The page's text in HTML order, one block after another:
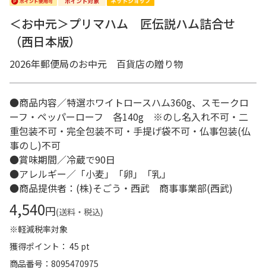
＜お中元＞プリマハム 匠伝説ハム詰合せ
（西日本版）
2026年郵便局のお中元 百貨店の贈り物
●商品内容／特選ホワイトロースハム360g、スモークロ
ーフ・ペッパーローフ 各140g ※のし名入れ不可・二
重包装不可・完全包装不可・手提げ袋不可・仏事包装(仏
事のし)不可
●賞味期間／冷蔵で90日
●アレルギー／「小麦」「卵」「乳」
●商品提供者：(株)そごう・西武 商事事業部(西武)
4,540円(送料・税込)
※軽減税率対象
獲得ポイント： 45 pt
商品番号
8095470975